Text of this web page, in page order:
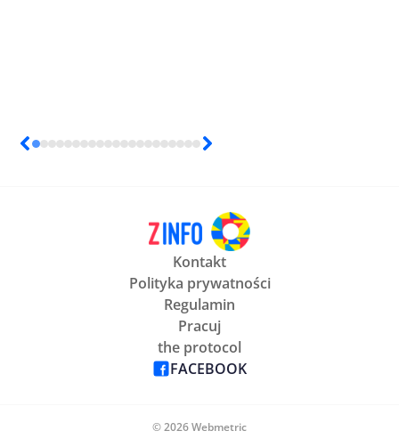
Kontakt
Polityka prywatności
Regulamin
Pracuj
the protocol
FACEBOOK
© 2026 Webmetric